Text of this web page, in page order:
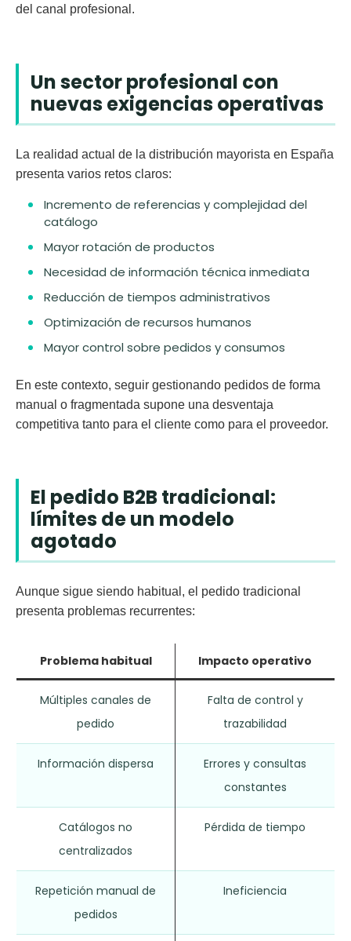
del canal profesional .
Un sector profesional con
nuevas exigencias operativas
La realidad actual de la distribución mayorista en España
presenta varios retos claros:
Incremento de referencias y complejidad del
catálogo
Mayor rotación de productos
Necesidad de información técnica inmediata
Reducción de tiempos administrativos
Optimización de recursos humanos
Mayor control sobre pedidos y consumos
En este contexto, seguir gestionando pedidos de forma
manual o fragmentada supone una desventaja
competitiva tanto para el cliente como para el proveedor.
El pedido B2B tradicional:
límites de un modelo
agotado
Aunque sigue siendo habitual, el pedido tradicional
presenta problemas recurrentes:
Problema habitual Impacto operativo
Múltiples canales de
pedido
Falta de control y
trazabilidad
Información dispersa
Errores y consultas
constantes
Catálogos no
centralizados
Pérdida de tiempo
Repetición manual de
pedidos
Ineficiencia